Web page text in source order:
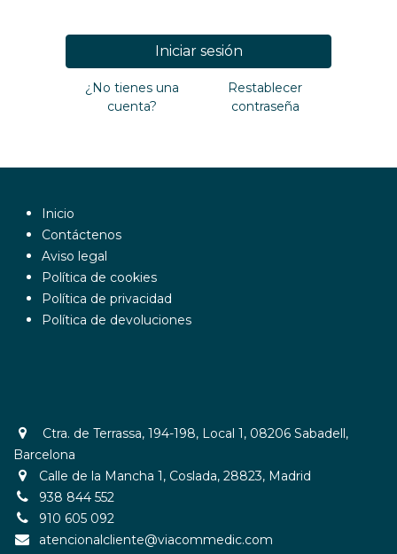
Iniciar sesión
¿No tienes una
cuenta?
Restablecer
contraseña
Inicio
Contáctenos
Aviso legal
Política de cookies
Política de privacidad
Política de devoluciones
Ctra. de Terrassa, 194-198, Local 1, 08206 Sabadell,
Barcelona
Calle de la Mancha 1, Coslada, 28823, Madrid
938 844 552
910 605 092​
atencionalcliente@viacommedic.com